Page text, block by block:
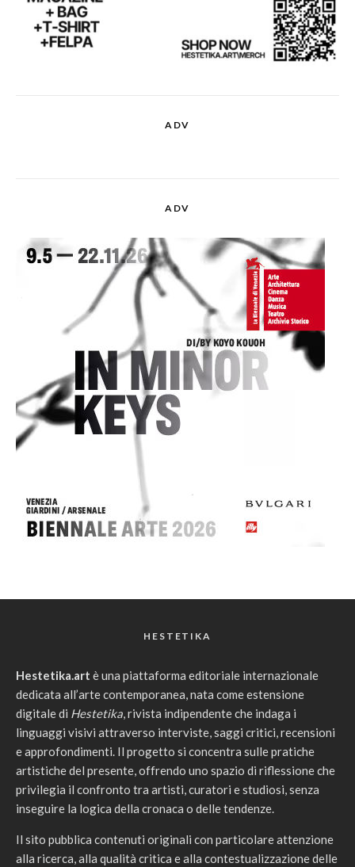
ADV
ADV
HESTETIKA
Hestetika.art è una piattaforma editoriale internazionale
dedicata all’arte contemporanea, nata come estensione
digitale di Hestetika, rivista indipendente che indaga i
linguaggi visivi attraverso interviste, saggi critici, recensioni
e approfondimenti. Il progetto si concentra sulle pratiche
artistiche del presente, offrendo uno spazio di riflessione che
privilegia il confronto tra artisti, curatori e studiosi, senza
inseguire la logica della cronaca o delle tendenze.
Il sito pubblica contenuti originali con particolare attenzione
alla ricerca, alla qualità critica e alla contestualizzazione delle